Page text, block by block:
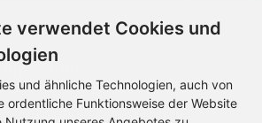
verwendet Cookies und
und ähnliche Technologien, auch von
ordentliche Funktionsweise der Website